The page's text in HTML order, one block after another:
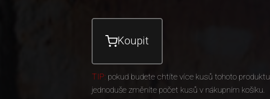
Koupit
TIP: pokud budete chtíte více kusů tohoto produktu,
jednoduše změníte počet kusů v nákupním košíku.